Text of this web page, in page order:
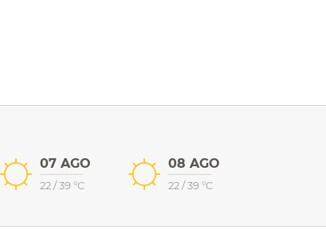
07 AGO
22/39 °C
08 AGO
22/39 °C